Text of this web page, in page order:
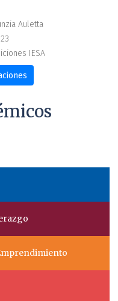
Auletta
IESA